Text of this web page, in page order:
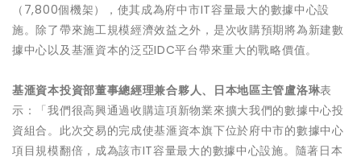
（7,800個機架），使其成為府中市IT容量最大的數據中心設
施。除了帶來施工規模經濟效益之外，是次收購預期將為新建數
據中心以及基滙資本的泛亞IDC平台帶來重大的戰略價值。
基滙資本投資部董事總經理兼合夥人、日本地區主管盧洛琳表
示：「我們很高興通過收購這項新物業來擴大我們的數據中心投
資組合。此次交易的完成使基滙資本旗下位於府中市的數據中心
項目規模翻倍，成為該市IT容量最大的數據中心設施。隨著日本